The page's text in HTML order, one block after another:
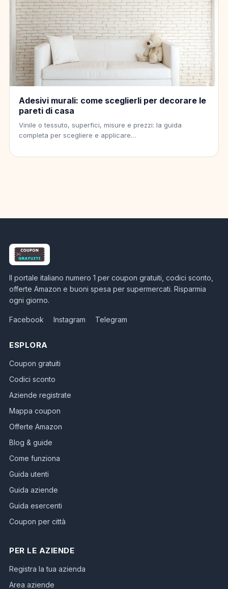
Adesivi murali: come sceglierli per decorare le
pareti di casa
Vinile o tessuto, superfici, misure e prezzi: la guida
completa per scegliere e applicare…
Il portale italiano numero 1 per coupon gratuiti, codici sconto,
offerte Amazon e buoni spesa per supermercati. Risparmia
ogni giorno.
Facebook Instagram Telegram
ESPLORA
Coupon gratuiti
Codici sconto
Aziende registrate
Mappa coupon
Offerte Amazon
Blog & guide
Come funziona
Guida utenti
Guida aziende
Guida esercenti
Coupon per città
PER LE AZIENDE
Registra la tua azienda
Area aziende